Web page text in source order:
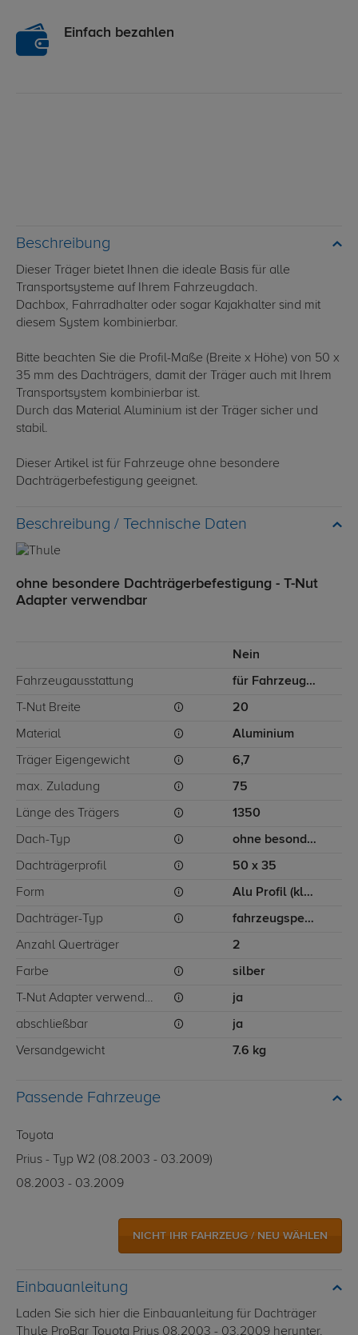
Einfach bezahlen
Beschreibung
Dieser Träger bietet Ihnen die ideale Basis für alle
Transportsysteme auf Ihrem Fahrzeugdach.
Dachbox, Fahrradhalter oder sogar Kajakhalter sind mit
diesem System kombinierbar.
Bitte beachten Sie die Profil-Maße (Breite x Höhe) von 50 x
35 mm des Dachträgers, damit der Träger auch mit Ihrem
Transportsystem kombinierbar ist.
Durch das Material Aluminium ist der Träger sicher und
stabil.
Dieser Artikel ist für Fahrzeuge ohne besondere
Dachträgerbefestigung geeignet.
Technische Daten
ohne besondere Dachträgerbefestigung - T-Nut
Adapter verwendbar
Nein
Fahrzeugausstattung für Fahrzeuge ohne besondere Dachträgerbefestigung
T-Nut Breite 20
Material Aluminium
Träger Eigengewicht 6,7
max. Zuladung 75
Länge des Trägers 1350
Dach-Typ ohne besondere Dachträgerbefestigung
Dachträgerprofil 50 x 35
Form Alu Profil (klassisch)
Dachträger-Typ fahrzeugspezifisch
Anzahl Querträger 2
Farbe silber
T-Nut Adapter verwendbar ja
abschließbar ja
Versandgewicht 7.6 kg
Passende Fahrzeuge
Toyota
Prius - Typ W2 (08.2003 - 03.2009)
08.2003 - 03.2009
NICHT IHR FAHRZEUG / NEU WÄHLEN
Einbauanleitung
Laden Sie sich hier die Einbauanleitung für Dachträger
Thule ProBar Toyota Prius 08.2003 - 03.2009 herunter.